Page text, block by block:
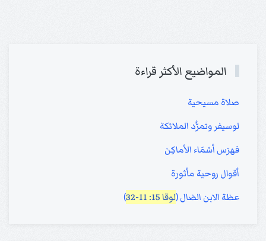
المواضيع الأكثر قراءة
صلاة مسيحية
لوسيفر وتمرُّد الملائكة
فهرَس أسْمَاء الأماكِن
أقوال روحية مأثورة
عظة الابن الضال (لوقا 15: 11-32 )